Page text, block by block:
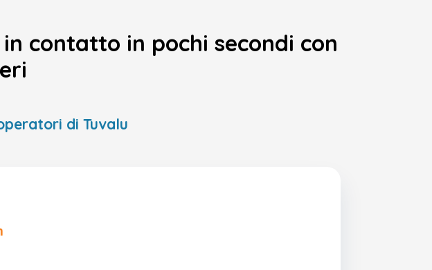
contatto in pochi secondi con
di Tuvalu